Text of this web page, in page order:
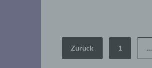
Seitennummerierung
Zurück 1 …